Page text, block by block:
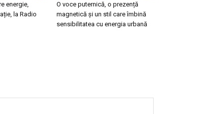
energie,
la Radio
O voce puternică, o prezență
magnetică și un stil care îmbină
sensibilitatea cu energia urbană